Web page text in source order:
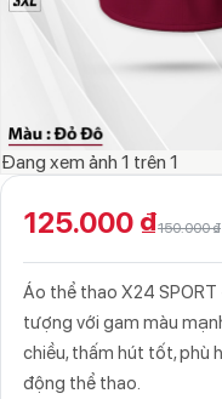
Đang xem ảnh 1 trên 1
125.000 ₫150.000 ₫
Áo thể thao X24
tượng với gam màu
chiều, thấm hút tốt, phù
động thể thao.